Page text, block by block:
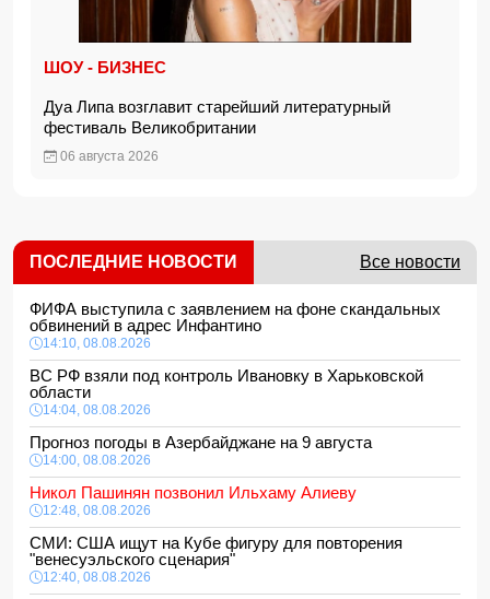
ШОУ - БИЗНЕС
Дуа Липа возглавит старейший литературный
фестиваль Великобритании
06 августа 2026
ПОСЛЕДНИЕ НОВОСТИ Все новости
ФИФА выступила с заявлением на фоне скандальных
обвинений в адрес Инфантино
14:10, 08.08.2026
ВС РФ взяли под контроль Ивановку в Харьковской
области
14:04, 08.08.2026
Прогноз погоды в Азербайджане на 9 августа
14:00, 08.08.2026
Никол Пашинян позвонил Ильхаму Алиеву
12:48, 08.08.2026
СМИ: США ищут на Кубе фигуру для повторения
"венесуэльского сценария"
12:40, 08.08.2026